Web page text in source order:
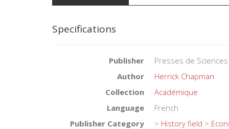
Specifications
Publisher
Presses de Sciences
Author
Herrick Chapman
Collection
Académique
Language
French
Publisher Category
> History field >